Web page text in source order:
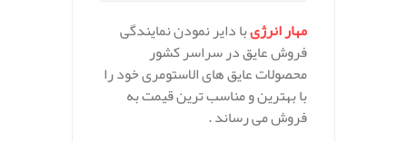
مهار انرژیبا دایر نمودن نمایندگی
فروش عایق در سراسر کشور
محصولات عایق های الاستومری خود را
با بهترین و مناسب ترین قیمت به
فروش می رساند .